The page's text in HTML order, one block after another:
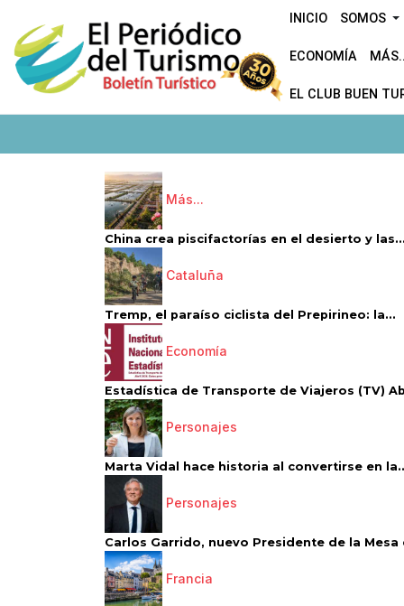
INICIO SOMOS
ECONOMÍA
EL CLUB BUEN
Más...
China crea piscifactorías en el desierto y las...
Cataluña
Tremp, el paraíso ciclista del Prepirineo: la...
Economía
Estadística de Transporte de Viajeros (TV)
Personajes
Marta Vidal hace historia al convertirse en
Personajes
Carlos Garrido, nuevo Presidente de la Mesa
Francia